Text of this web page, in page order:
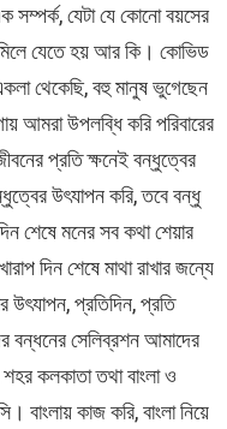
যেটা যে কোনো বয়সের
যেতে হয় আর কি। কোভিড
থেকেছি, বহু মানুষ ভুগেছেন
আমরা উপলব্ধি করি পরিবারের
প্রতি ক্ষনেই বন্ধুত্বের
উৎযাপন করি, তবে বন্ধু
শেষে মনের সব কথা শেয়ার
দিন শেষে মাথা রাখার জন্যে
প্রতিদিন, প্রতি
বন্ধনের সেলিব্রশন আমাদের
কলকাতা তথা বাংলা ও
বাংলায় কাজ করি, বাংলা নিয়ে